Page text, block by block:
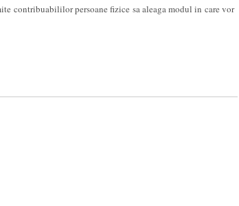
contribuabililor persoane fizice sa aleaga modul in care vor